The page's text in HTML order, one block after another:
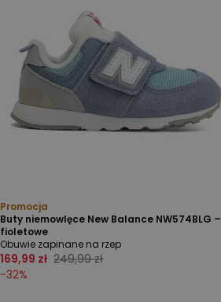
Promocja
Buty niemowlęce New Balance NW574BLG –
fioletowe
Obuwie zapinane na rzep
169,99 zł 249,99 zł
-32%